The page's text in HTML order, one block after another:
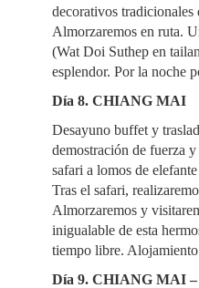
decorativos tradicionales
Almorzaremos en ruta.
(Wat Doi Suthep en
esplendor. Por la noche
Día 8. CHIANG MAI
Desayuno buffet y
demostración de fuerza
safari a lomos de
Tras el safari,
Almorzaremos y
inigualable de esta
tiempo libre.
Día 9. CHIANG MAI